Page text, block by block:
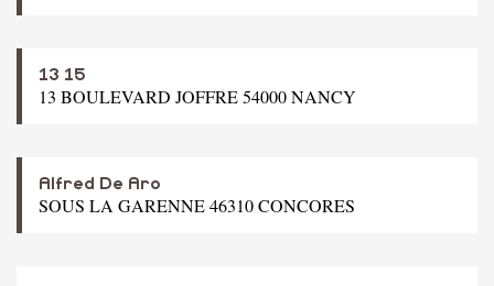
13 15
13 BOULEVARD JOFFRE 54000 NANCY
Alfred De Aro
SOUS LA GARENNE 46310 CONCORES